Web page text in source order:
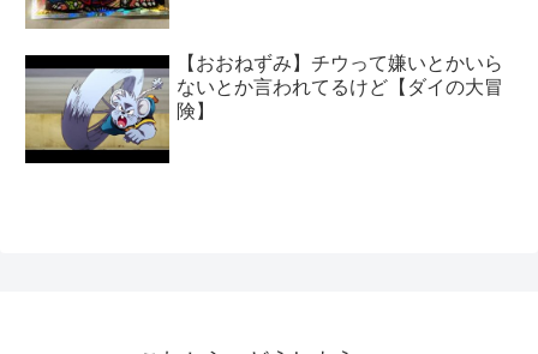
【おおねずみ】チウって嫌いとかいら
ないとか言われてるけど【ダイの大冒
険】